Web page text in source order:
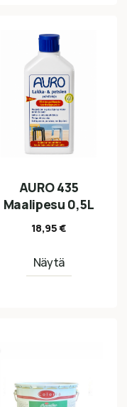
AURO 435
Maalipesu 0,5L
18,95€
Näytä